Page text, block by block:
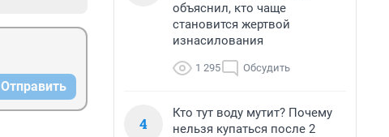
Отправить
объяснил, кто чаще
становится жертвой
изнасилования
1 295 Обсудить
4
Кто тут воду мутит? Почему
нельзя купаться после 2